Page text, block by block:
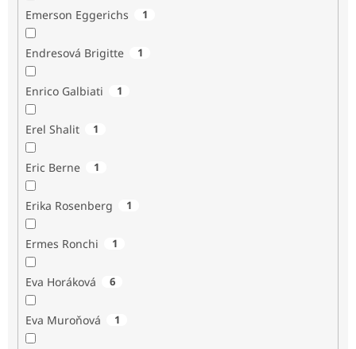
Emerson Eggerichs 1
Endresová Brigitte 1
Enrico Galbiati 1
Erel Shalit 1
Eric Berne 1
Erika Rosenberg 1
Ermes Ronchi 1
Eva Horáková 6
Eva Muroňová 1